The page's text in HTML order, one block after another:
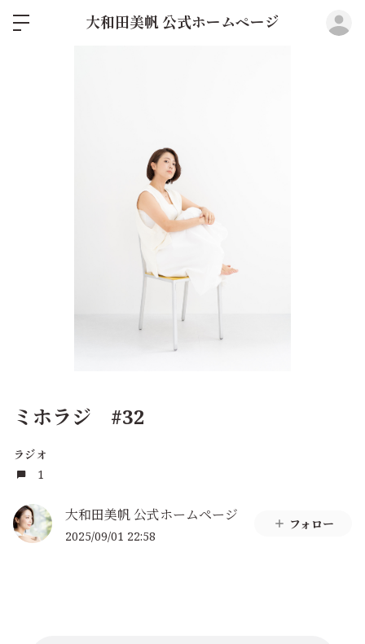
大和田美帆 公式ホームページ
ミホラジ #32
ラジオ
1
大和田美帆 公式ホームページ
2025/09/01 22:58
フォロー